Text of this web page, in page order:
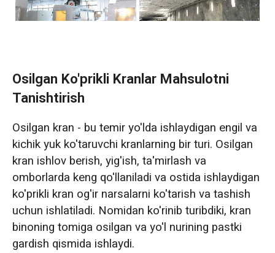
Osilgan Ko'prikli Kranlar Mahsulotni
Tanishtirish
Osilgan kran - bu temir yo'lda ishlaydigan engil va
kichik yuk ko'taruvchi kranlarning bir turi. Osilgan
kran ishlov berish, yig'ish, ta'mirlash va
omborlarda keng qo'llaniladi va ostida ishlaydigan
ko'prikli kran og'ir narsalarni ko'tarish va tashish
uchun ishlatiladi. Nomidan ko'rinib turibdiki, kran
binoning tomiga osilgan va yo'l nurining pastki
gardish qismida ishlaydi.